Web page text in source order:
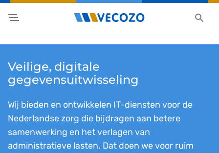
Veilige, digitale
gegevensuitwisseling
Wij bieden en ontwikkelen IT-diensten voor de
Nederlandse zorg die bijdragen aan betere
samenwerking en het verlagen van
administratieve lasten. Dat doen we voor ruim